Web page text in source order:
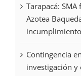
Tarapacá:
Azotea
Contingencia
investigación y